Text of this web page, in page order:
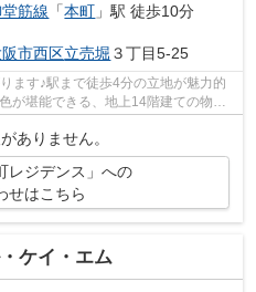
筋線 「本町 」駅 徒歩10分
阪市西区立売堀 ３丁目5-25
ます♪駅まで徒歩4分の立地が魅力的
が堪能できる、地上14階建ての物件♪
い...
ありません。
レジデンス」への
せはこちら
ケイ・エム